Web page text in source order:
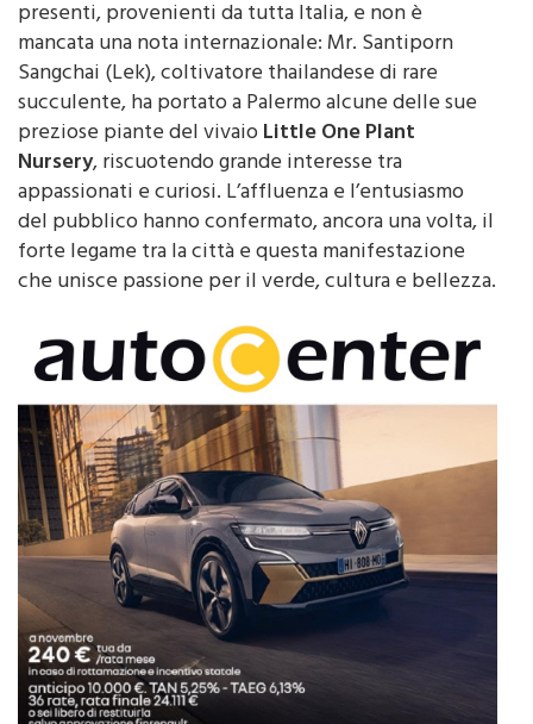
celebrativi. Sono stati circa sessanta gli espositori
presenti, provenienti da tutta Italia, e non è
mancata una nota internazionale: Mr. Santiporn
Sangchai (Lek), coltivatore thailandese di rare
succulente, ha portato a Palermo alcune delle sue
preziose piante del vivaioLittle One Plant
Nursery, riscuotendo grande interesse tra
appassionati e curiosi. L’affluenza e l’entusiasmo
del pubblico hanno confermato, ancora una volta, il
forte legame tra la città e questa manifestazione
che unisce passione per il verde, cultura e bellezza.